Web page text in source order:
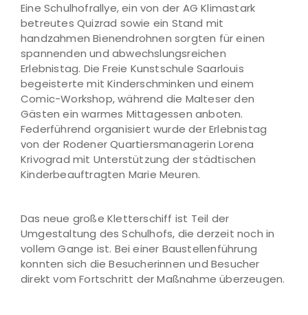
Eine Schulhofrallye, ein von der AG Klimastark
betreutes Quizrad sowie ein Stand mit
handzahmen Bienendrohnen sorgten für einen
spannenden und abwechslungsreichen
Erlebnistag. Die Freie Kunstschule Saarlouis
begeisterte mit Kinderschminken und einem
Comic-Workshop, während die Malteser den
Gästen ein warmes Mittagessen anboten.
Federführend organisiert wurde der Erlebnistag
von der Rodener Quartiersmanagerin Lorena
Krivograd mit Unterstützung der städtischen
Kinderbeauftragten Marie Meuren.
Das neue große Kletterschiff ist Teil der
Umgestaltung des Schulhofs, die derzeit noch in
vollem Gange ist. Bei einer Baustellenführung
konnten sich die Besucherinnen und Besucher
direkt vom Fortschritt der Maßnahme überzeugen.